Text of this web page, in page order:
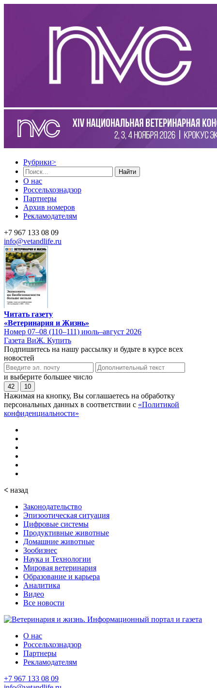
Рубрики>
Найти
О нас
Россельхознадзор
Партнеры
Архив номеров
Рекламодателям
+7 967 133 08 09
info@vetandlife.ru
Читать газету
«Ветеринария и Жизнь»
Номер 07–08 (110–111) июль–август 2026
Газета ВиЖ. Купить
Подпишитесь на нашу рассылку и будьте в курсе всех
новостей
и выберите большее число
42 10
Нажимая на кнопку, Вы соглашаетесь на обработку
персональных данных в соответствии с «Политикой
конфиденциальности»
< назад
Законодательство
Эпизоотическая ситуация
Цифровые системы
Продуктивные животные
Домашние животные
Зообизнес
Наука и Технологии
Мировая ветеринария
Образование и карьера
Аналитика
Видео
Все новости
О нас
Россельхознадзор
Партнеры
Рекламодателям
+7 967 133 08 09